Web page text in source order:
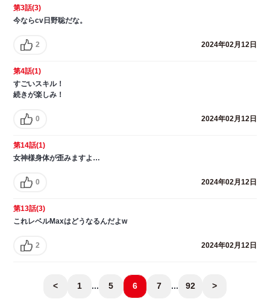
第3話(3)
今ならcv日野聡だな。
2 2024年02月12日
第4話(1)
すごいスキル！
続きが楽しみ！
0 2024年02月12日
第14話(1)
女神様身体が歪みますよ…
0 2024年02月12日
第13話(3)
これレベルMaxはどうなるんだよw
2 2024年02月12日
< 1 ... 5 6 7 ... 92 >